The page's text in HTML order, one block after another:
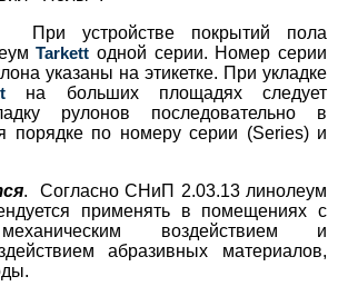
При устройстве покрытий пола
Tarkettодной серии. Номер серии
указаны на этикетке. При укладке
на больших площадях следует
рулонов последовательно в
порядке по номеру серии (Series) и
. Согласно СНиП 2.03.13 линолеум
применять в помещениях с
воздействием и
абразивных материалов,